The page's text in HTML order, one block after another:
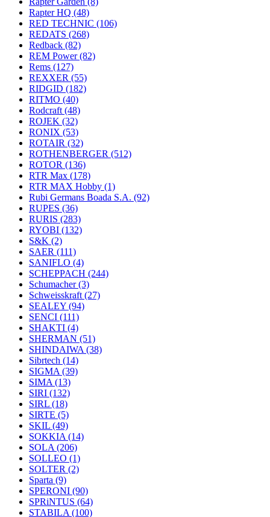
Rapter HQ (48)
RED TECHNIC (106)
REDATS (268)
Redback (82)
REM Power(82)
Rems (127)
REXXER (55)
RIDGID (182)
RITMO (40)
Rodcraft (48)
ROJEK (32)
RONIX (53)
ROTAIR (32)
ROTHENBERGER (512)
ROTOR (136)
RTR Max (178)
RTR MAX Hobby (1)
Rubi Germans Boada S.A. (92)
RUPES (36)
RURIS (283)
RYOBI (132)
S&K (2)
SAER (111)
SANIFLO (4)
SCHEPPACH (244)
Schumacher(3)
Schweisskraft (27)
SEALEY (94)
SENCI (111)
SHAKTI (4)
SHERMAN (51)
SHINDAIWA (38)
Sibrtech (14)
SIGMA (39)
SIMA (13)
SIRI (132)
SIRL (18)
SIRTE (5)
SKIL (49)
SOKKIA (14)
SOLA (206)
SOLLEO (1)
SOLTER (2)
Sparta (9)
SPERONI (90)
SPRiNTUS (64)
STABILA (100)